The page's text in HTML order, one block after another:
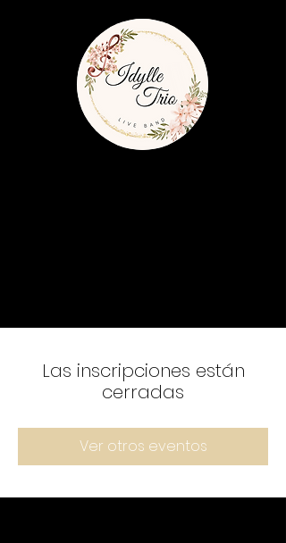
Las inscripciones están
cerradas
Ver otros eventos